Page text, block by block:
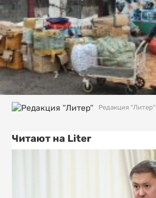
Редакция "Литер"
Читают на Liter